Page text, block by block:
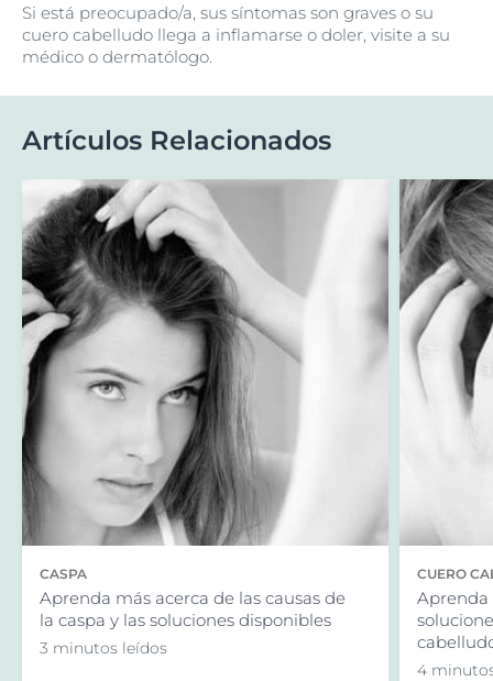
Si está preocupado/a, sus síntomas son graves o su
cuero cabelludo llega a inflamarse o doler, visite a su
médico o dermatólogo.
Artículos Relacionados
CASPA
Aprenda más acerca de las causas de
la caspa y las soluciones disponibles
3 minutos leídos
CUERO
Aprenda
4